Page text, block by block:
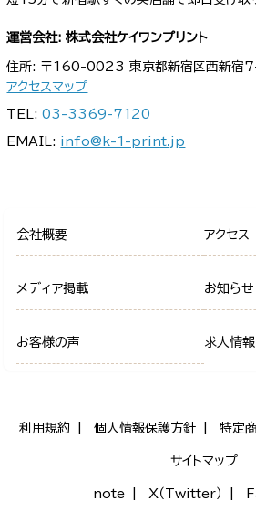
運営会社: 株式会社ケイワンプリント
住所: 〒160-0023 東京都新宿区西新宿
アクセスマップ
TEL:03-3369-7120
EMAIL: info@k-1-print.jp
会社概要 アクセス
メディア掲載 お知らせ
お客様の声 求人情報
利用規約 個人情報保護方針 特定
サイトマップ
note X（Twitter）